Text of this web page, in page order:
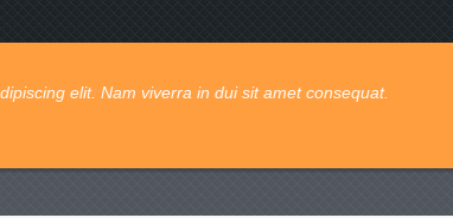
Ut pretium vel lectus vel consectetur.